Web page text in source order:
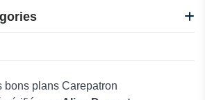
bons plans Carepatron